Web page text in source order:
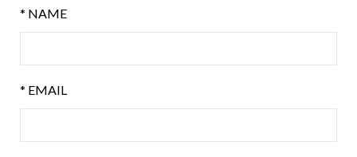
NAME
*
EMAIL
*